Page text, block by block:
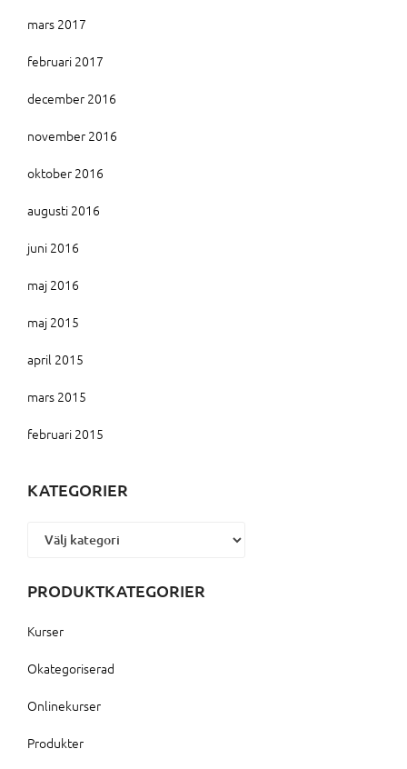
mars 2017
februari 2017
december 2016
november 2016
oktober 2016
augusti 2016
juni 2016
maj 2016
maj 2015
april 2015
mars 2015
februari 2015
KATEGORIER
Kategorier
PRODUKTKATEGORIER
Kurser
Okategoriserad
Onlinekurser
Produkter